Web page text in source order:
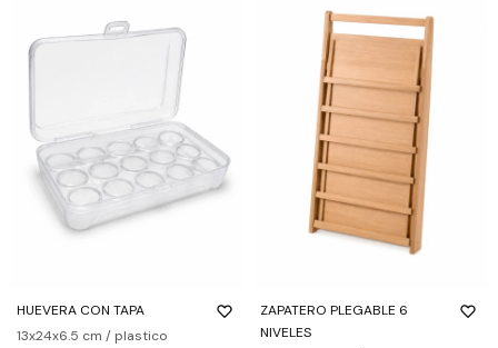
HUEVERA CON TAPA
13x24x6.5 cm / plastico
ZAPATERO PLEGABLE 6
NIVELES